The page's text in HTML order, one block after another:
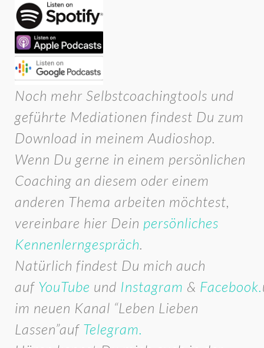
Noch mehr Selbstcoachingtools und
geführte Mediationen findest Du zum
Download in meinem Audioshop.
Wenn Du gerne in einem persönlichen
Coaching an diesem oder einem
anderen Thema arbeiten möchtest,
vereinbare hier Dein persönliches
Kennenlerngespräch.
Natürlich findest Du mich auch
auf YouTube und Instagram & Facebook.
im neuen Kanal “Leben Lieben
Lassen”auf Telegram.